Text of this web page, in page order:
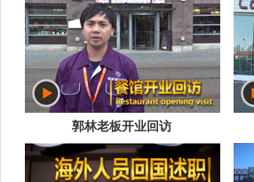
郭林老板开业回访